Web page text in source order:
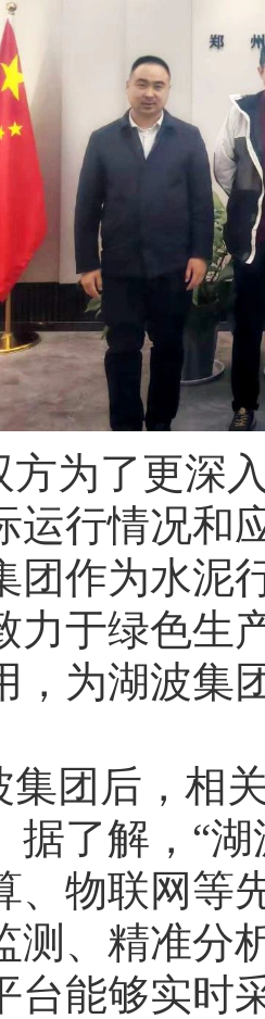
方为了更深
运行情况和
团作为水泥
力于绿色生
，为湖波集
集团后，相
据了解，“
、物联网等
测、精准分
台能够实时